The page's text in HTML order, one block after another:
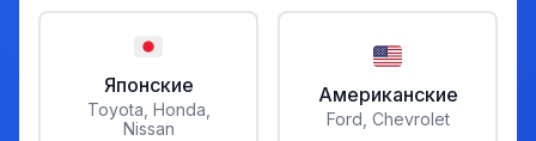
Японские
Toyota, Honda,
Nissan
Американские
Ford, Chevrolet